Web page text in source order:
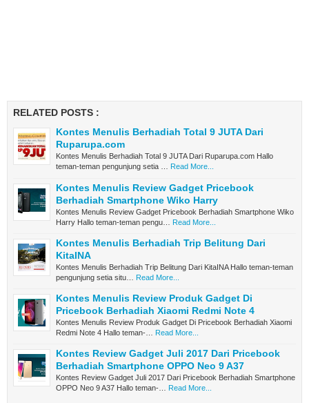
RELATED POSTS :
Kontes Menulis Berhadiah Total 9 JUTA Dari
Ruparupa.com
Kontes Menulis Berhadiah Total 9 JUTA Dari Ruparupa.com Hallo
teman-teman pengunjung setia …
Read More...
Kontes Menulis Review Gadget Pricebook
Berhadiah Smartphone Wiko Harry
Kontes Menulis Review Gadget Pricebook Berhadiah Smartphone Wiko
Harry Hallo teman-teman pengu…
Read More...
Kontes Menulis Berhadiah Trip Belitung Dari
KitaINA
Kontes Menulis Berhadiah Trip Belitung Dari KitaINA Hallo teman-teman
pengunjung setia situ…
Read More...
Kontes Menulis Review Produk Gadget Di
Pricebook Berhadiah Xiaomi Redmi Note 4
Kontes Menulis Review Produk Gadget Di Pricebook Berhadiah Xiaomi
Redmi Note 4 Hallo teman-…
Read More...
Kontes Review Gadget Juli 2017 Dari Pricebook
Berhadiah Smartphone OPPO Neo 9 A37
Kontes Review Gadget Juli 2017 Dari Pricebook Berhadiah Smartphone
OPPO Neo 9 A37 Hallo teman-…
Read More...